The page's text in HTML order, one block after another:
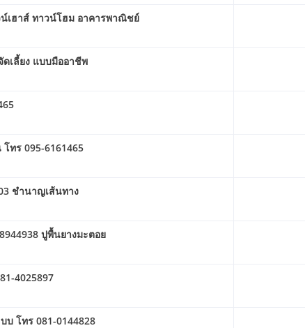
น์เฮาส์ ทาวน์โฮม อาคารพาณิชย์
เลี้ยง แบบมืออาชีพ
ทร 095-6161465
ชำนาญเส้นทาง
ปูพื้นยางมะตอย
4025897
บ โทร 081-0144828